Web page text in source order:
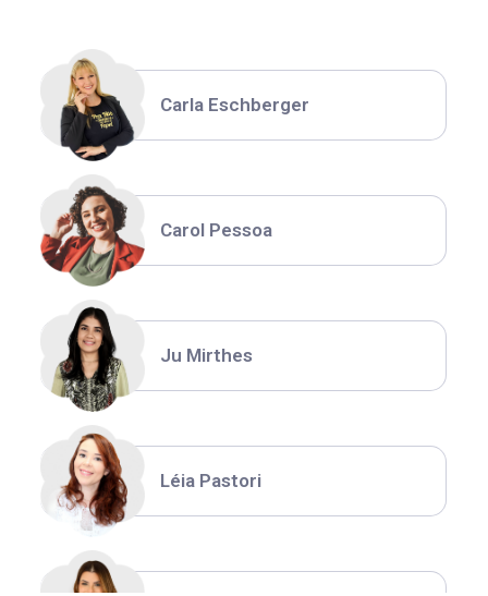
Carla Eschberger
Carol Pessoa
Ju Mirthes
Léia Pastori